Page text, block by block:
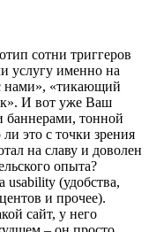
сотни триггеров
услугу именно на
нами», «тикающий
И вот уже Ваш
баннерами, тонной
это с точки зрения
на славу и доволен
опыта?
(удобства,
и прочее).
сайт, у него